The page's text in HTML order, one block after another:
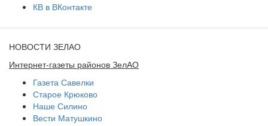
КВ в ВКонтакте
НОВОСТИ ЗЕЛАО
Интернет-газеты районов ЗелАО
Газета Савелки
Старое Крюково
Наше Силино
Вести Матушкино